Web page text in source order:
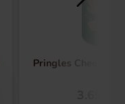
Pringles Cheese &